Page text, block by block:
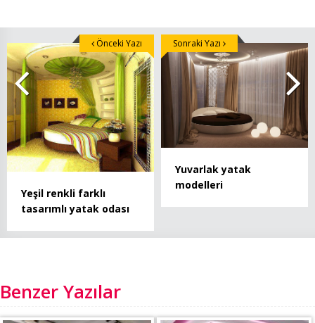
Yeşil renkli farklı
tasarımlı yatak odası
Önceki Yazı
Yuvarlak yatak
modelleri
Sonraki Yazı
Benzer Yazılar